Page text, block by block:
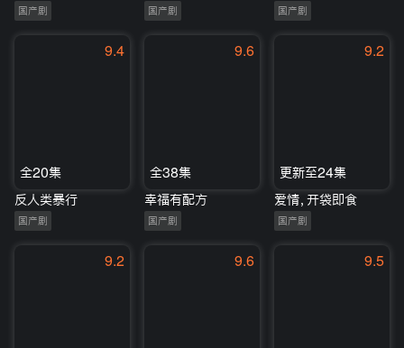
国产剧 国产剧 国产剧
9.4
全20集
反人类暴行
国产剧
9.6
全38集
幸福有配方
国产剧
9.2
更新至24集
爱情，开袋即食
国产剧
9.2 9.6 9.5